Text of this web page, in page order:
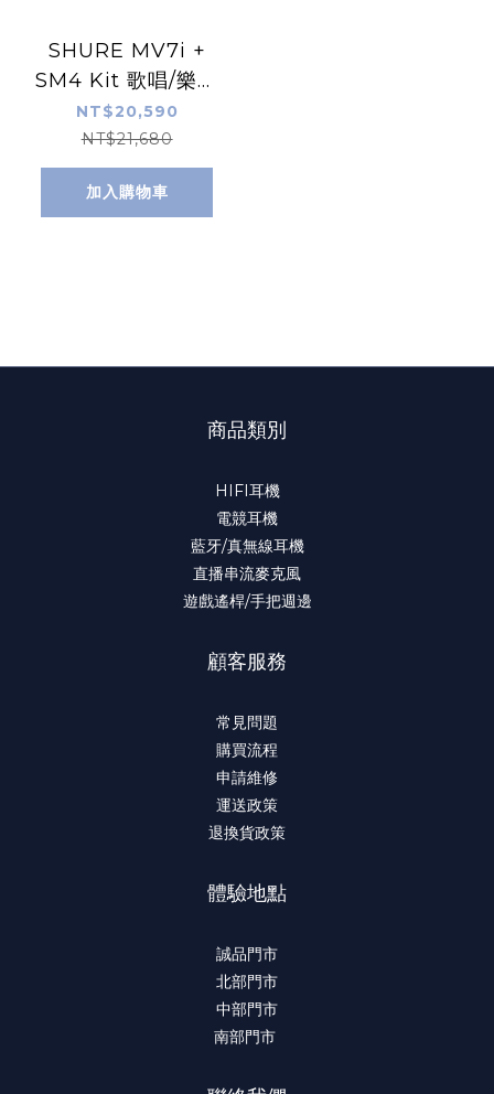
SHURE MV7i +
SM4 Kit 歌唱/樂器
專用組
NT$20,590
NT$21,680
加入購物車
商品類別
HIFI耳機
電競耳機
藍牙/真無線耳機
直播串流麥克風
遊戲遙桿/手把週邊
顧客服務
常見問題
購買流程
申請維修
運送政策
退換貨政策
體驗地點
誠品門市
北部門市
中部門市
南部門市